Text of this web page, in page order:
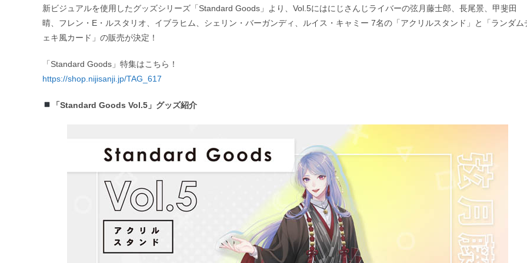
新ビジュアルを使用したグッズシリーズ「Standard Goods」より、Vol.5にはにじさんじライバーの弦月藤士郎、長尾景、甲斐田
晴、フレン・E・ルスタリオ、イブラヒム、シェリン・バーガンディ、ルイス・キャミー 7名の「アクリルスタンド」と「ランダム
ェキ風カード」の販売が決定！
「Standard Goods」特集はこちら！
https://shop.nijisanji.jp/TAG_617
「Standard Goods Vol.5」グッズ紹介